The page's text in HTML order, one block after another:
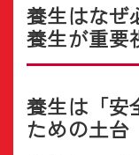
養生はなぜ
養生が重要
養生は「安
ための土台